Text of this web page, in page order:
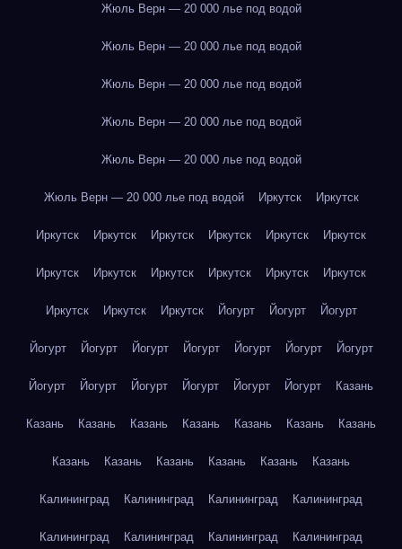
Жюль Верн — 20 000 лье под водой
Жюль Верн — 20 000 лье под водой
Жюль Верн — 20 000 лье под водой
Жюль Верн — 20 000 лье под водой
Жюль Верн — 20 000 лье под водой
Жюль Верн — 20 000 лье под водой Иркутск Иркутск
Иркутск Иркутск Иркутск Иркутск Иркутск Иркутск
Иркутск Иркутск Иркутск Иркутск Иркутск Иркутск
Иркутск Иркутск Иркутск Йогурт Йогурт Йогурт
Йогурт Йогурт Йогурт Йогурт Йогурт Йогурт Йогурт
Йогурт Йогурт Йогурт Йогурт Йогурт Йогурт Казань
Казань Казань Казань Казань Казань Казань Казань
Казань Казань Казань Казань Казань Казань
Калининград Калининград Калининград Калининград
Калининград Калининград Калининград Калининград